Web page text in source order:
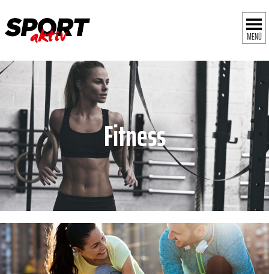
MENÜ
Fitness